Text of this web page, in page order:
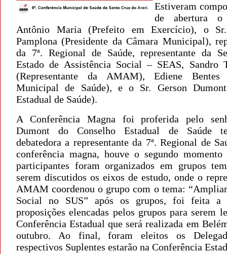
Estiveram
de abertura o
Antônio Maria (Prefeito em Exercício), o Sr.
Pamplona (Presidente da Câmara Municipal),
da 7ª. Regional de Saúde, representante da
Estado de Assistência Social – SEAS, Sandro
(Representante da AMAM), Ediene Bentes
Municipal de Saúde), e o Sr. Gerson
Estadual de Saúde).
A Conferência Magna foi proferida pelo
Dumont do Conselho Estadual de Saúde
debatedora a representante da 7ª. Regional de
conferência magna, houve o segundo
participantes foram organizados em grupos
serem discutidos os eixos de estudo, onde o
AMAM coordenou o grupo com o tema:
Social no SUS” após os grupos, foi feita a
proposições elencadas pelos grupos para serem
Conferência Estadual que será realizada em
outubro. Ao final, foram eleitos os
respectivos Suplentes estarão na Conferência